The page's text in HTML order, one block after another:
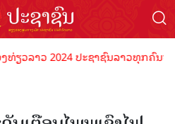
ວລາວ 2024 ປະຊາຊົນລາວທຸກຄົນຈົ່